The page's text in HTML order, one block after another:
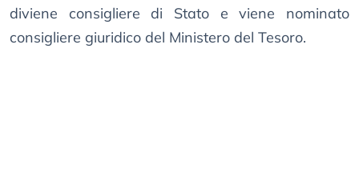
diviene consigliere di Stato e viene nominato
consigliere giuridico del Ministero del Tesoro.